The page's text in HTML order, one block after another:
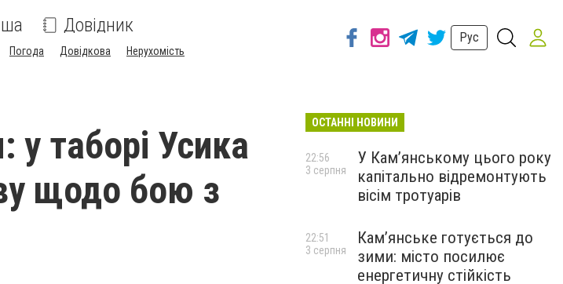
Довідник
Погода Довідкова Нерухомість
Рус
у таборі Усика
щодо бою з
ОСТАННІ НОВИНИ
У Кам’янському цього року
капітально відремонтують
вісім тротуарів
22:56
3 серпня
Кам’янське готується до
зими: місто посилює
енергетичну стійкість
22:51
3 серпня